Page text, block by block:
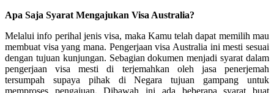
Apa Saja Syarat Mengajukan Visa Australia?
Melalui info perihal jenis visa, maka Kamu telah dapat memilih mau
membuat visa yang mana. Pengerjaan visa Australia ini mesti sesuai
dengan tujuan kunjungan. Sebagian dokumen menjadi syarat dalam
pengerjaan visa mesti di terjemahkan oleh jasa penerjemah
tersumpah supaya pihak di Negara tujuan gampang untuk
memproses pengajuan. Dibawah ini ada beberapa syarat buat